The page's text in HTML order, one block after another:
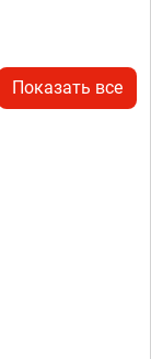
Показать все